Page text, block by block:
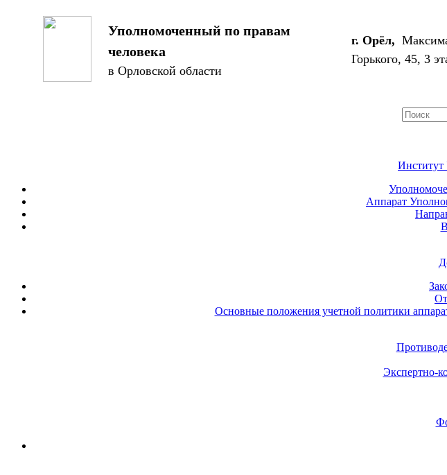
Уполномоченный по правам
человека
в Орловской области
г. Орёл,
Горького, 45, 3
Институт
Аппарат
Основные положения учетной политики
Экспертно-